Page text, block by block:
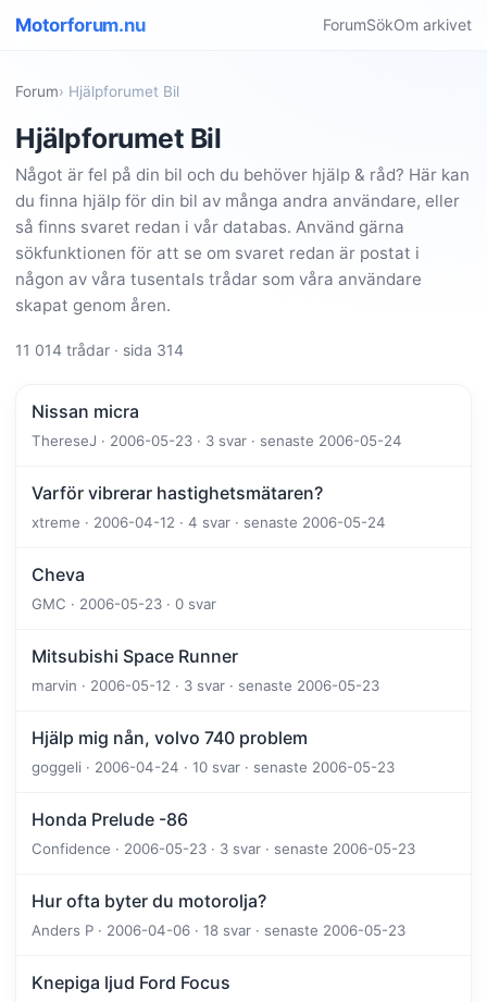
Motorforum.nu ForumSökOm arkivet
Forum› Hjälpforumet Bil
Hjälpforumet Bil
Något är fel på din bil och du behöver hjälp & råd? Här kan
du finna hjälp för din bil av många andra användare, eller
så finns svaret redan i vår databas. Använd gärna
sökfunktionen för att se om svaret redan är postat i
någon av våra tusentals trådar som våra användare
skapat genom åren.
11 014 trådar · sida 314
Nissan micra
ThereseJ · 2006-05-23 · 3 svar · senaste 2006-05-24
Varför vibrerar hastighetsmätaren?
xtreme · 2006-04-12 · 4 svar · senaste 2006-05-24
Cheva
GMC · 2006-05-23 · 0 svar
Mitsubishi Space Runner
marvin · 2006-05-12 · 3 svar · senaste 2006-05-23
Hjälp mig nån, volvo 740 problem
goggeli · 2006-04-24 · 10 svar · senaste 2006-05-23
Honda Prelude -86
Confidence · 2006-05-23 · 3 svar · senaste 2006-05-23
Hur ofta byter du motorolja?
Anders P · 2006-04-06 · 18 svar · senaste 2006-05-23
Knepiga ljud Ford Focus